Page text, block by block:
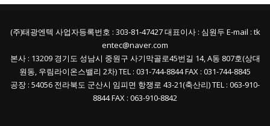
(주)태광엔텍 사업자등록번호 : 303-81-47427 대표이사 : 심원두 E-mail : tk
entec@naver.com
본사 : 13209 경기도 성남시 중원구 사기막골로45번길 14, A동 807호(상대
원동, 우림라이온스밸리 2차) TEL : 031-744-8844 FAX : 031-744-8845
공장 : 54056 전라북도 군산시 임피면 항쟁로 43-21(축산리) TEL : 063-910-
8844 FAX : 063-910-8842